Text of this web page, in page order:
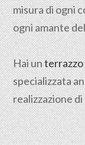
misura di ogni
ogni amante
Hai unterrazzo
specializzata
realizzazione di